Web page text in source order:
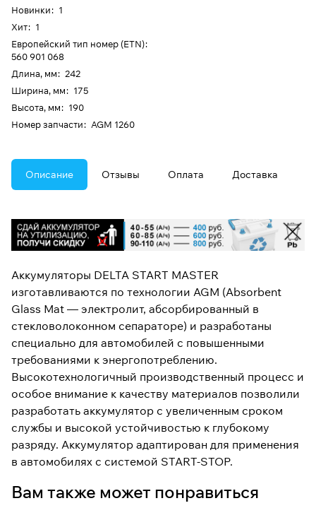
Новинки: 1
Хит: 1
Европейский тип номер (ETN):
560 901 068
Длина, мм: 242
Ширина, мм: 175
Высота, мм: 190
Номер запчасти: AGM 1260
Описание Отзывы Оплата Доставка
Аккумуляторы DELTA START MASTER
изготавливаются по технологии AGM (Absorbent
Glass Mat — электролит, абсорбированный в
стекловолоконном сепараторе) и разработаны
специально для автомобилей с повышенными
требованиями к энергопотреблению.
Высокотехнологичный производственный процесс и
особое внимание к качеству материалов позволили
разработать аккумулятор с увеличенным сроком
службы и высокой устойчивостью к глубокому
разряду. Аккумулятор адаптирован для применения
в автомобилях с системой START-STOP.
Вам также может понравиться